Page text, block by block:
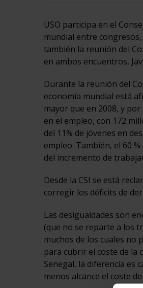
USO participa en el
mundial entre
también la reunión del
en ambos encuentros,
Durante la reunión del
economía mundial está
mayor que en 2008, y
en el empleo, con 172
del 11% de jóvenes en
empleo. También, el 60
del incremento de
Desde la CSI se está
corregir los déficits de
Las desigualdades son
(que no se reparte a los
muchos de los cuales no
para cubrir el coste de la
Senegal, la diferencia es
menos alcance el coste